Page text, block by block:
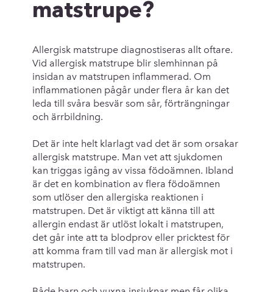
matstrupe?
Allergisk matstrupe diagnostiseras allt oftare.
Vid allergisk matstrupe blir slemhinnan på
insidan av matstrupen inflammerad. Om
inflammationen pågår under flera år kan det
leda till svåra besvär som sår, förträngningar
och ärrbildning.
Det är inte helt klarlagt vad det är som orsakar
allergisk matstrupe. Man vet att sjukdomen
kan triggas igång av vissa födoämnen. Ibland
är det en kombination av flera födoämnen
som utlöser den allergiska reaktionen i
matstrupen. Det är viktigt att känna till att
allergin endast är utlöst lokalt i matstrupen,
det går inte att ta blodprov eller pricktest för
att komma fram till vad man är allergisk mot i
matstrupen.